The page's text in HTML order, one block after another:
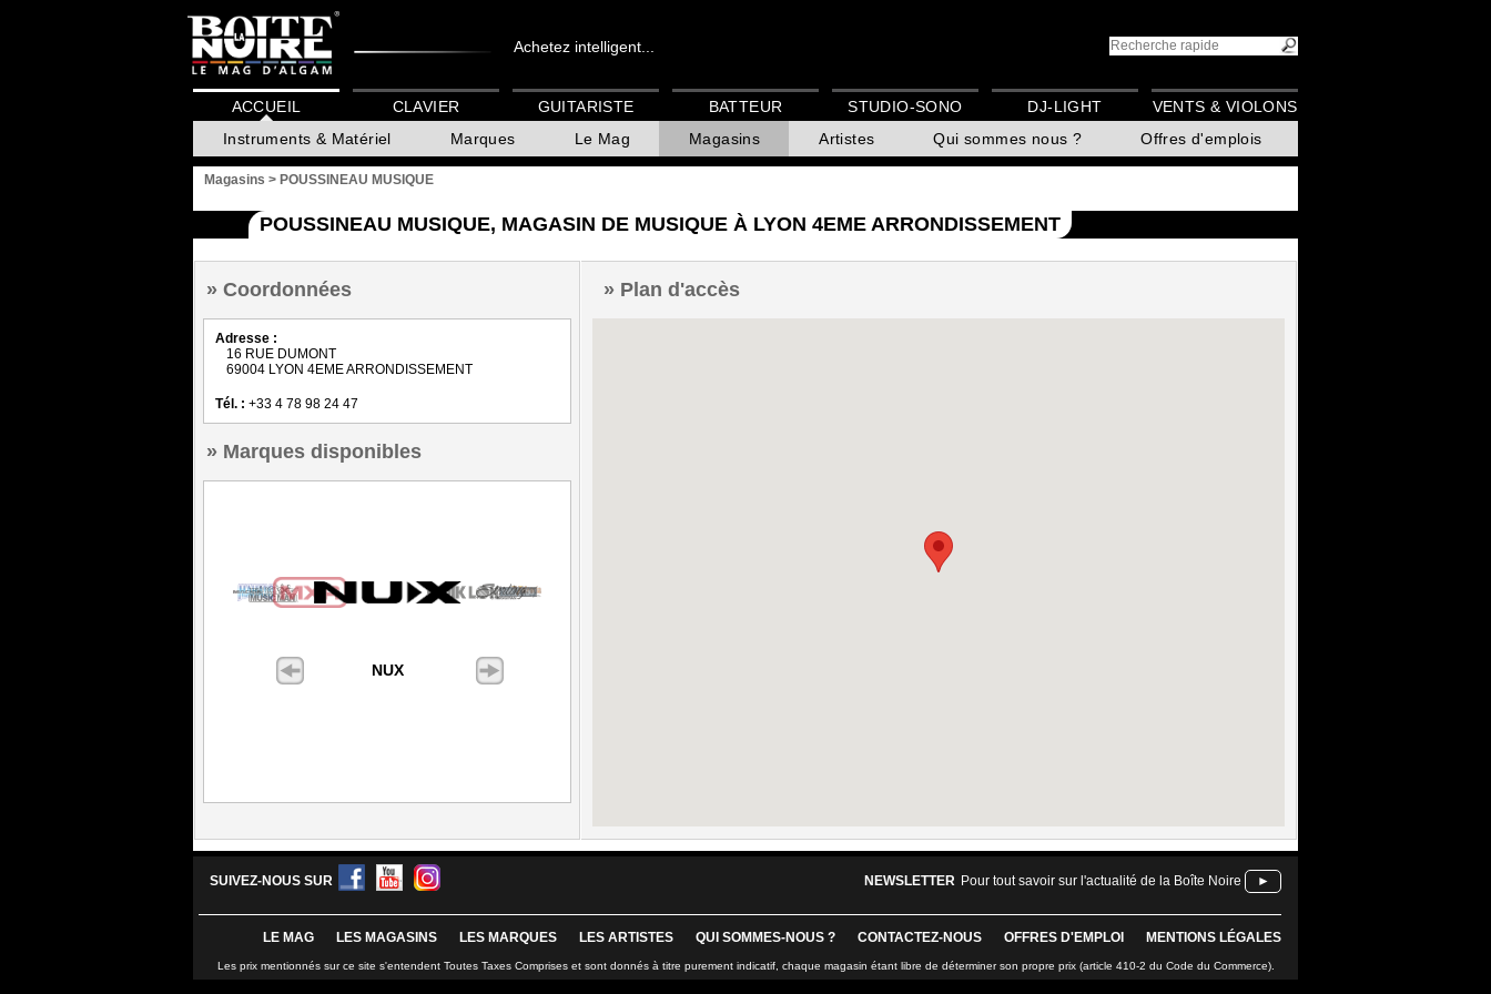
Achetez intelligent...
ACCUEIL
Instruments & Matériel
Marques Le Mag Magasins Artistes Qui sommes nous ? Offres d'emplois
CLAVIER GUITARISTE BATTEUR STUDIO-SONO DJ-LIGHT VENTS & VIOLONS
Magasins > POUSSINEAU MUSIQUE
POUSSINEAU MUSIQUE, MAGASIN DE MUSIQUE À LYON 4EME ARRONDISSEMENT
Coordonnées
Adresse :
16 RUE DUMONT
69004 LYON 4EME ARRONDISSEMENT
Tél. : +33 4 78 98 24 47
Marques disponibles
NUX
Plan d'accès
SUIVEZ-NOUS SUR NEWSLETTER Pour tout savoir sur l'actualité de la Boîte Noire ►
LE MAG LES MAGASINS LES MARQUES LES ARTISTES QUI SOMMES-NOUS ? CONTACTEZ-NOUS OFFRES D'EMPLOI MENTIONS LÉGALES
Les prix mentionnés sur ce site s'entendent Toutes Taxes Comprises et sont donnés à titre purement indicatif, chaque magasin étant libre de déterminer son propre prix (article 410-2 du Code du Commerce).